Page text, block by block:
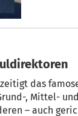
das
– auch